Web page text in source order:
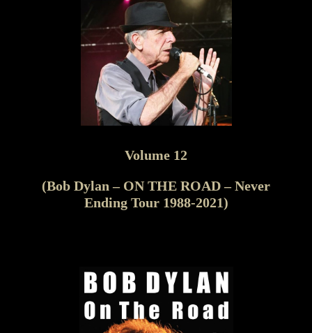
Volume 12
(Bob Dylan – ON THE ROAD – Never
Ending Tour 1988-2021)